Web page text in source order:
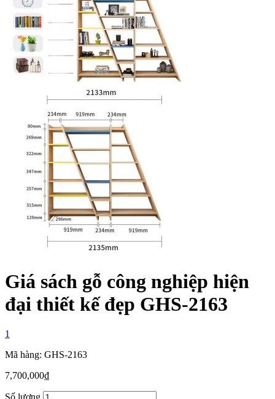
Giá sách gỗ công nghiệp hiện
đại thiết kế đẹp GHS-2163
1
Mã hàng: GHS-2163
7,700,000₫